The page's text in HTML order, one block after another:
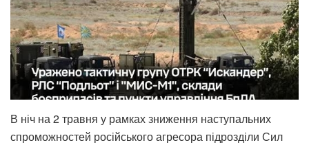
В ніч на 2 травня у рамках зниження наступальних
спроможностей російського агресора підрозділи Сил